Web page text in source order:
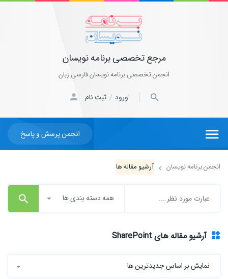
مرجع تخصصی برنامه نویسان
انجمن تخصصی برنامه نویسان فارسی زبان
ورود / ثبت نام
انجمن پرسش و پاسخ
انجمن برنامه نویسان آرشیو مقاله ها
همه دسته بندی ها
آرشیو مقاله های SharePoint
نمایش بر اساس جدیدترین ها